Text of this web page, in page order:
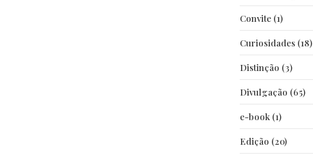
Convite (1)
Curiosidades (18)
Distinção (3)
Divulgação (65)
e-book (1)
Edição (20)